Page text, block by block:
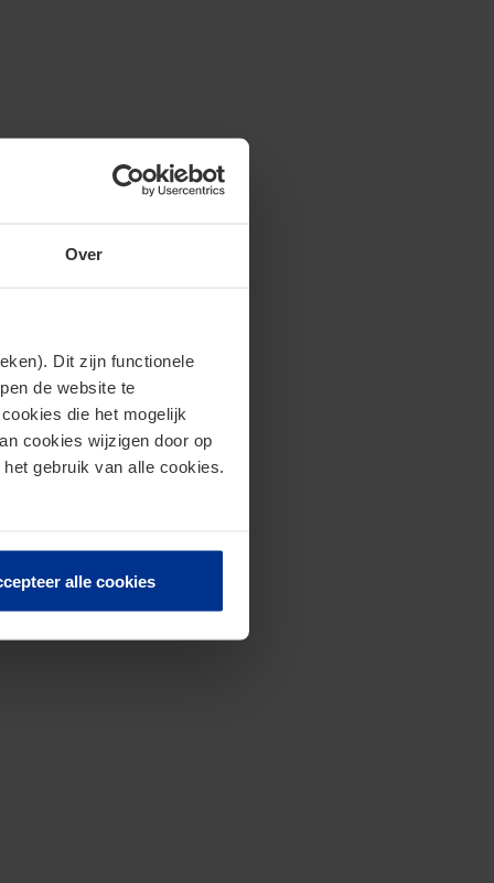
Over
Dit zijn functionele
de website te
die het mogelijk
cookies wijzigen door op
gebruik van alle cookies.
alle cookies